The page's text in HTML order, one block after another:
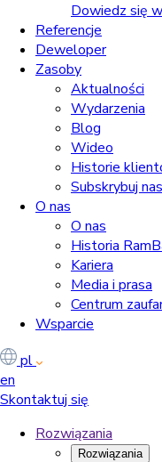
Dowiedz się
Referencje
Deweloper
Zasoby
Aktualności
Wydarzenia
Blog
Wideo
Historie
Subskrybuj
O nas
O nas
Historia
Kariera
Media i prasa
Centrum
Wsparcie
pl
en
Skontaktuj się
Rozwiązania
Rozwiązania